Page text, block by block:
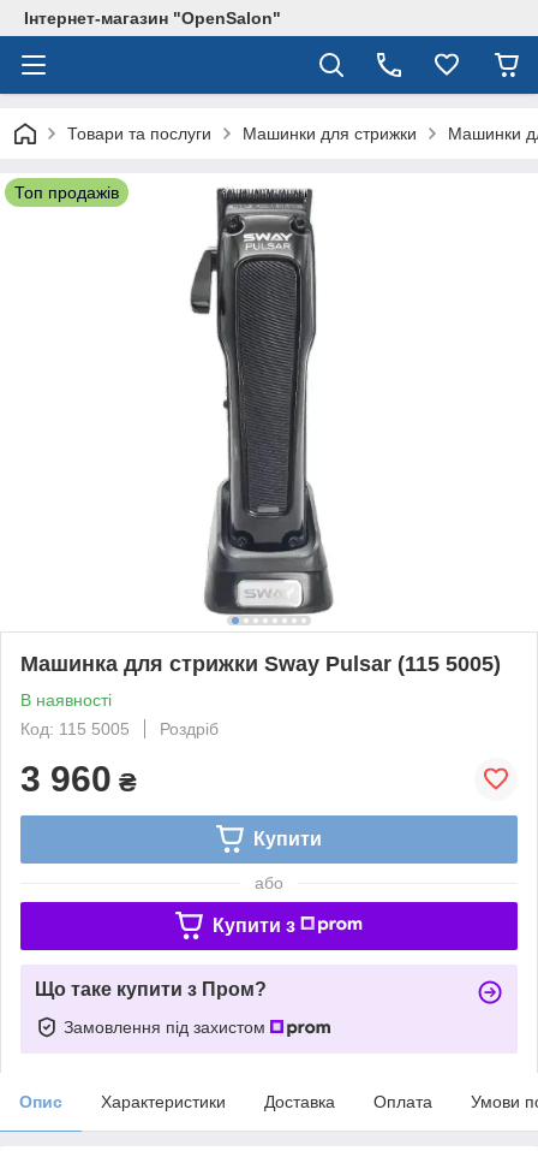
Інтернет-магазин "OpenSalon"
Товари та послуги Машинки для стрижки Машинки
Топ продажів
Машинка для стрижки Sway Pulsar (115 5005)
В наявності
Код: 115 5005
Роздріб
3 960 ₴
Купити
або
Купити з
Що таке купити з Пром?
Замовлення під захистом
Опис Характеристики Доставка Оплата Умови